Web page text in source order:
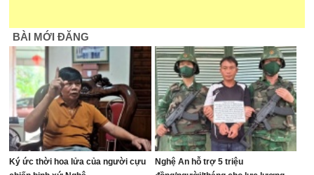
BÀI MỚI ĐĂNG
Ký ức thời hoa lửa của người cựu
Nghệ An hỗ trợ 5 triệu